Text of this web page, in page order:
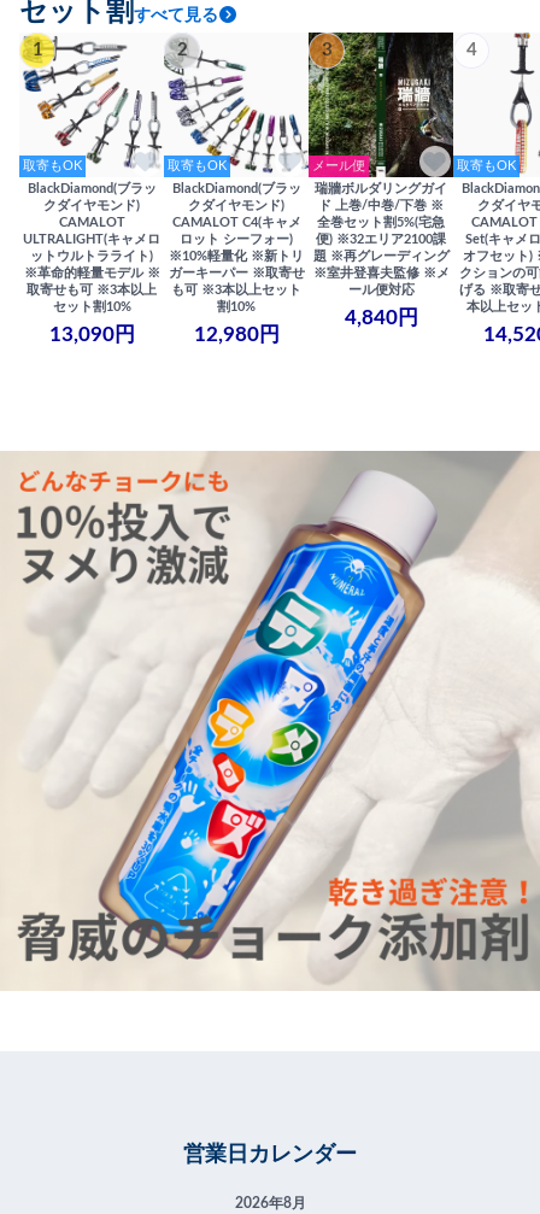
セット割 すべて見る
1
取寄もOK
BlackDiamond(ブラッ
クダイヤモンド)
CAMALOT
ULTRALIGHT(キャメロ
ットウルトラライト)
※革命的軽量モデル ※
取寄せも可 ※3本以上
セット割10%
13,090円
2
取寄もOK
BlackDiamond(ブラッ
クダイヤモンド)
CAMALOT C4(キャメ
ロット シーフォー)
※10%軽量化 ※新トリ
ガーキーパー ※取寄せ
も可 ※3本以上セット
割10%
12,980円
3
メール便
瑞牆ボルダリングガイ
ド 上巻/中巻/下巻 ※
全巻セット割5%(宅急
便) ※32エリア2100課
題 ※再グレーディング
※室井登喜夫監修 ※メ
ール便対応
4,840円
4
取寄もOK
クダイヤ
Set(キャメ
オフセット)
クションの
げる ※取寄
本以上セッ
営業日カレンダー
2026年8月